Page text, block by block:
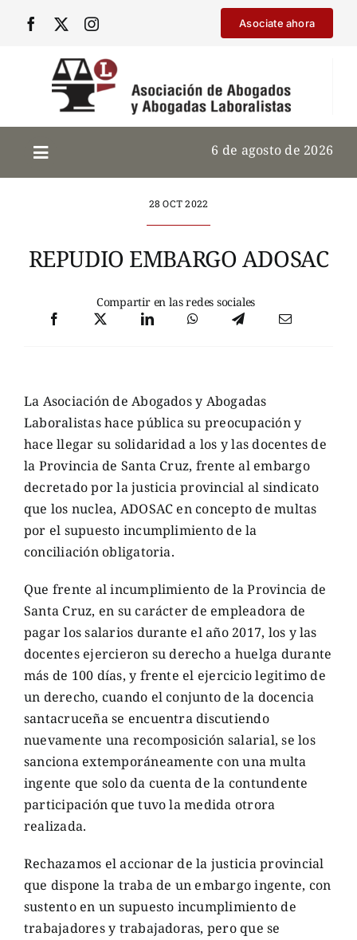
Asociate ahora
6 de agosto de 2026
28 OCT 2022
REPUDIO EMBARGO ADOSAC
Compartir en las redes sociales
La Asociación de Abogados y Abogadas
Laboralistas hace pública su preocupación y
hace llegar su solidaridad a los y las docentes de
la Provincia de Santa Cruz, frente al embargo
decretado por la justicia provincial al sindicato
que los nuclea, ADOSAC en concepto de multas
por el supuesto incumplimiento de la
conciliación obligatoria.
Que frente al incumplimiento de la Provincia de
Santa Cruz, en su carácter de empleadora de
pagar los salarios durante el año 2017, los y las
docentes ejercieron su derecho a huelga durante
más de 100 días, y frente el ejercicio legitimo de
un derecho, cuando el conjunto de la docencia
santacruceña se encuentra discutiendo
nuevamente una recomposición salarial, se los
sanciona extemporáneamente con una multa
ingente que solo da cuenta de la contundente
participación que tuvo la medida otrora
realizada.
Rechazamos el accionar de la justicia provincial
que dispone la traba de un embargo ingente, con
sustento en un supuesto incumplimiento de
trabajadores y trabajadoras, pero que se